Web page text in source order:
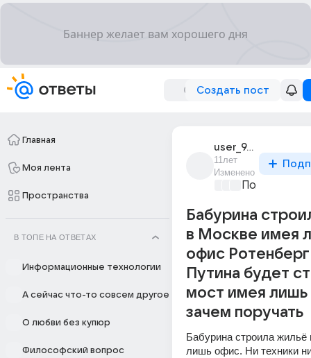
Создать пост
Главная
Моя лента
Пространства
В ТОПЕ НА ОТВЕТАХ
Информационные технологии
А сейчас что-то совсем другое
О любви без купюр
Философский вопрос
user_9498345
11лет
Изменено
Бабурина
в Москве имея
офис
Путина будет
мост имея лишь
зачем поручать
Бабурина строила
лишь офис. Ни техники